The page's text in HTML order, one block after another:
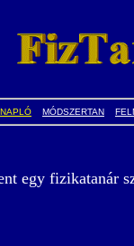
NAPLÓ MÓDSZERTAN
egy fizikatanár